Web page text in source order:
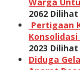
2062 Dilihat
Pertigaan
2023 Dilihat
Diduga